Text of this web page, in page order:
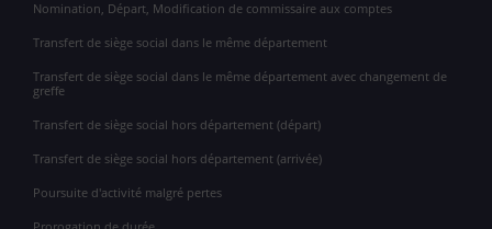
Nomination, Départ, Modification de commissaire aux comptes
Transfert de siège social dans le même département
Transfert de siège social dans le même département avec changement de
greffe
Transfert de siège social hors département (départ)
Transfert de siège social hors département (arrivée)
Poursuite d'activité malgré pertes